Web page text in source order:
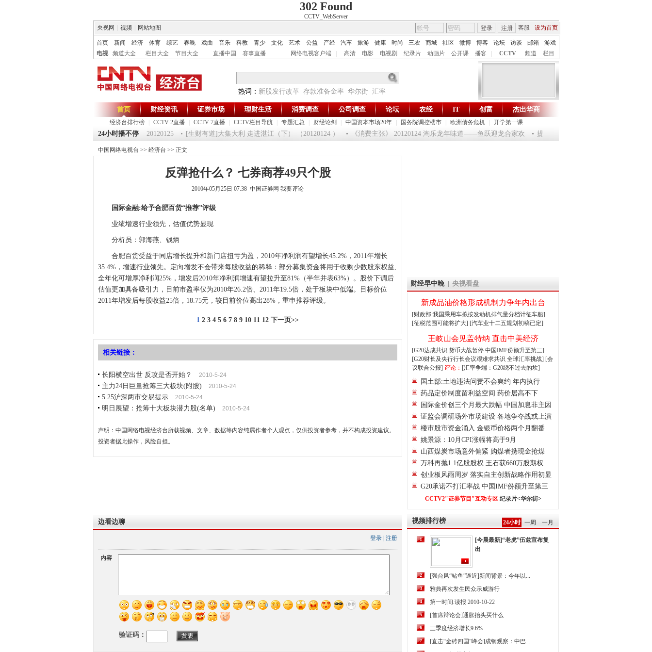
302 Found
CCTV_WebServer
央视网
视频 网站地图 客服 设为首页
登录 注册
首页 新闻 经济 体育 综艺 春晚 戏曲 音乐 科教 青少 文化 艺术 公益 产经 汽车 旅游 健康 时尚 三农 商城 社区 微博 博客 论坛 访谈 邮箱
游戏
电视
频道大全 栏目大全 节目大全 直播中国 赛事直播 网络电视客户端 高清 电影 电视剧 纪录片 动画片 公开课 播客 CCTV 频道 栏目
热词： 新股发行改革 存款准备金率 华尔街 汇率
财智生活 一键通达
首页
经济台排行榜 CCTV-2直播 CCTV-7直播 CCTV栏目导航 专题汇总 财经论剑 中国资本市场20年 国务院调控楼市 欧洲债务危机 开学第一课
财经资讯 证券市场 理财生活 消费调查 公司调查 论坛 农经 IT 创富 杰出华商
24小时播不停
《第一时间》 20120125 [生财有道]大集大利 走进湛江（下） （20120124 ） 《消费主张》 20120124 淘乐龙年味道——鱼跃迎龙合家欢 提问2012：机遇与悬念共存
中国网络电视台 >> 经济台 >> 正文
反弹抢什么？ 七券商荐49只个股
2010年05月25日 07:38 中国证券网 我要评论
国际金融:给予合肥百货“推荐”评级
业绩增速行业领先，估值优势显现
分析员：郭海燕、钱炳
合肥百货受益于同店增长提升和新门店扭亏为盈，2010年净利润有望增长45.2%，2011年增长
35.4%，增速行业领先。定向增发不会带来每股收益的稀释：部分募集资金将用于收购少数股东权益,
全年化可增厚净利润25%，增发后2010年净利润增速有望拉升至81%（半年并表63%）。股价下调后
估值更加具备吸引力，目前市盈率仅为2010年26.2倍、2011年19.5倍，处于板块中低端。目标价位
2011年增发后每股收益25倍，18.75元，较目前价位高出28%，重申推荐评级。
1 2 3 4 5 6 7 8 9 10 11 12 下一页>>
相关链接：
长阳横空出世 反攻是否开始？ 2010-5-24
主力24日巨量抢筹三大板块(附股) 2010-5-24
5.25沪深两市交易提示 2010-5-24
明日展望：抢筹十大板块潜力股(名单) 2010-5-24
声明：中国网络电视经济台所载视频、文章、数据等内容纯属作者个人观点，仅供投资者参考，并不构成投资建议。
投资者据此操作，风险自担。
边看边聊
登录 注册
内容
验证码：
财经早中晚 央视看盘
新成品油价格形成机制力争年内出台
[财政部:我国乘用车拟按发动机排气量分档计征车船]
[征税范围可能将扩大] [汽车业十二五规划初稿已定]
王岐山会见盖特纳 直击中美经济
[G20达成共识 货币大战暂停 中国IMF份额升至第三]
[G20财长及央行行长会议艰难求共识 全球汇率挑战] [会
议联合公报] 评论： [汇率争端：G20绕不过去的坎]
国土部:土地违法问责不会爽约 年内执行
药品定价制度留利益空间 药价居高不下
国际金价创三个月最大跌幅 中国加息非主因
证监会调研场外市场建设 各地争夺战或上演
楼市股市资金涌入 金银币价格两个月翻番
姚景源：10月CPI涨幅将高于9月
山西煤炭市场意外偏紧 购煤者携现金抢煤
万科再抛1.1亿股股权 王石获660万股期权
创业板风雨周岁 落实自主创新战略作用初显
G20承诺不打汇率战 中国IMF份额升至第三
CCTV2"证券节目"互动专区 纪录片<华尔街>
视频排行榜 24小时 一周 一月
1
[今晨最新]“老虎”伍兹宣布复
出
2 [强台风“鲇鱼”逼近]新闻背景：今年以...
3 雅典再次发生民众示威游行
4 第一时间.读报 2010-10-22
5 [首席辩论会]通胀抬头买什么
6 三季度经济增长9.6%
7 [直击“金砖四国”峰会]成钢观察：中巴...